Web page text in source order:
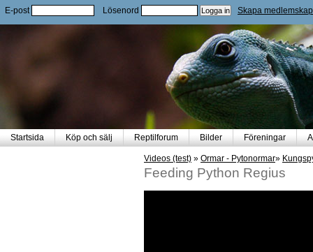
E-post Lösenord Skapa medlemskap
Startsida Köp och sälj Reptilforum Bilder Föreningar
Videos (test) » Ormar - Pytonormar»
Feeding Python Regius